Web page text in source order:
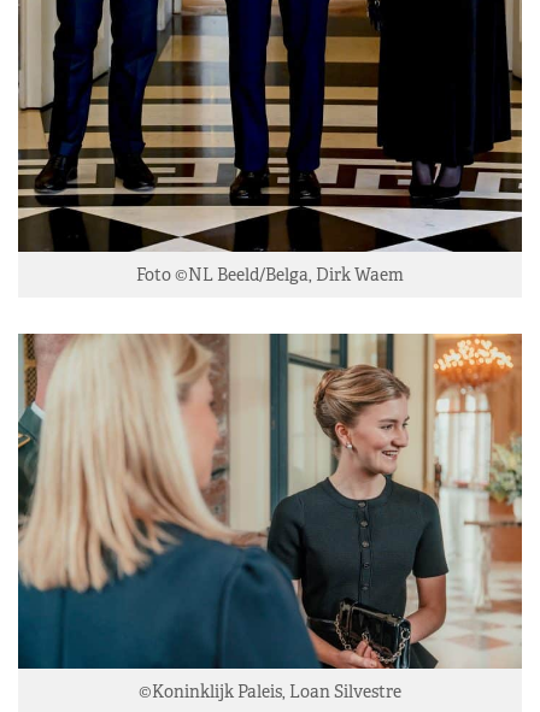
Foto ©NL Beeld/Belga, Dirk Waem
©Koninklijk Paleis, Loan Silvestre